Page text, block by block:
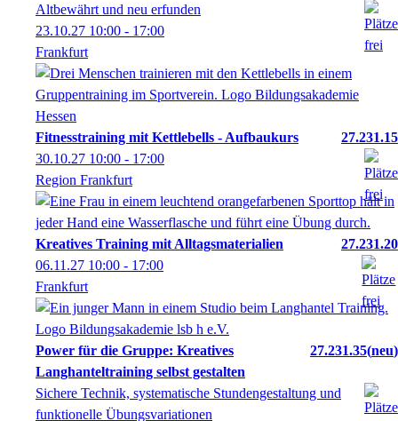
Altbewährt und neu erfunden
23.10.27 10:00 - 17:00
Frankfurt
Fitnesstraining mit Kettlebells - Aufbaukurs
27.231.15
30.10.27 10:00 - 17:00
Region Frankfurt
Kreatives Training mit Alltagsmaterialien
27.231.20
06.11.27 10:00 - 17:00
Frankfurt
Power für die Gruppe: Kreatives
Langhanteltraining selbst gestalten
27.231.35 neu
Sichere Technik, systematische Stundengestaltung und
funktionelle Übungsvariationen